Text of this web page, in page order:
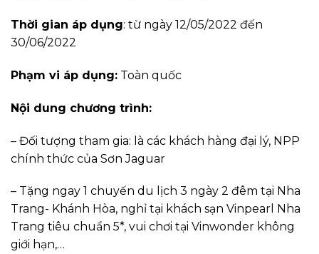
Thời gian áp dụng: từ ngày 12/05/2022 đến
30/06/2022
Phạm vi áp dụng: Toàn quốc
Nội dung chương trình:
– Đối tượng tham gia: là các khách hàng đại lý, NPP
chính thức của Sơn Jaguar
– Tặng ngay 1 chuyến du lịch 3 ngày 2 đêm tại Nha
Trang- Khánh Hòa, nghỉ tại khách sạn Vinpearl Nha
Trang tiêu chuẩn 5*, vui chơi tại Vinwonder không
giới hạn,…